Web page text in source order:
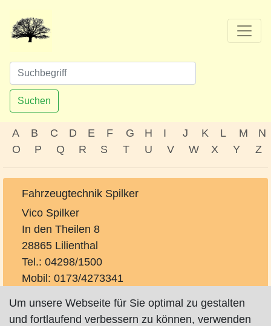
Suchen
A B C D E F G H I J K L M
N
O
P Q R S T U V W X Y Z
Fahrzeugtechnik Spilker
Vico Spilker
In den Theilen 8
28865 Lilienthal
Tel.: 04298/1500
Mobil: 0173/4273341
http://www.fahrzeugtechnik-spilker.de
Um unsere Webseite für Sie optimal zu gestalten
und fortlaufend verbessern zu können, verwenden